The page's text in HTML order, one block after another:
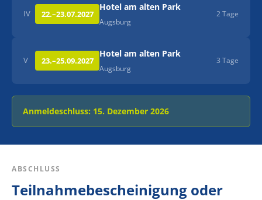
IV 22.–23.07.2027
Hotel am alten Park
Augsburg
2 Tage
V 23.–25.09.2027
Hotel am alten Park
Augsburg
3 Tage
Anmeldeschluss: 15. Dezember 2026
ABSCHLUSS
Teilnahmebescheinigung oder